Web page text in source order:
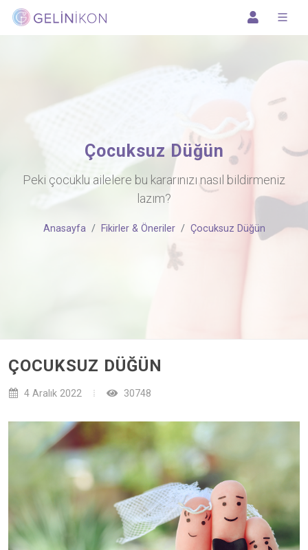
Çocuksuz Düğün
Peki çocuklu ailelere bu kararınızı nasıl bildirmeniz
lazım?
Anasayfa Fikirler & Öneriler Çocuksuz Düğün
ÇOCUKSUZ DÜĞÜN
4 Aralık 2022 30748